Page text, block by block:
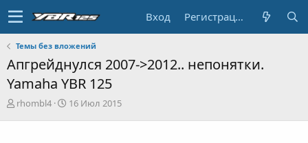
Вход Регистрация
Темы без вложений
Апгрейднулся 2007->2012.. непонятки.
Yamaha YBR 125
А
rhombl4
Д
16 Июл 2015